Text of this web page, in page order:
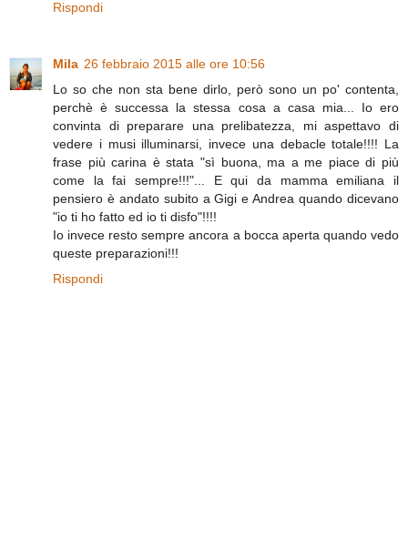
Rispondi
Mila 26 febbraio 2015 alle ore 10:56
Lo so che non sta bene dirlo, però sono un po' contenta,
perchè è successa la stessa cosa a casa mia... Io ero
convinta di preparare una prelibatezza, mi aspettavo di
vedere i musi illuminarsi, invece una debacle totale!!!! La
frase più carina è stata "sì buona, ma a me piace di più
come la fai sempre!!!"... E qui da mamma emiliana il
pensiero è andato subito a Gigi e Andrea quando dicevano
"io ti ho fatto ed io ti disfo"!!!!
Io invece resto sempre ancora a bocca aperta quando vedo
queste preparazioni!!!
Rispondi